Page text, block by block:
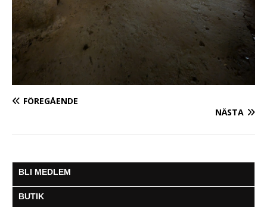
FÖREGÅENDE
NÄSTA
BLI MEDLEM
BUTIK